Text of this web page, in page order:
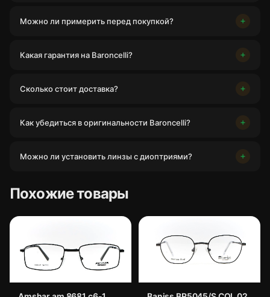
Можно ли примерить перед покупкой?
Какая гарантия на Baroncelli?
Сколько стоит доставка?
Как убедиться в оригинальности Baroncelli?
Можно ли установить линзы с диоптриями?
Похожие товары